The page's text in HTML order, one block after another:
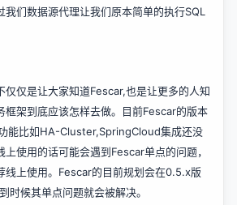
们数据源代理让我们原本简单的执行SQL
仅仅是让大家知道Fescar,也是让更多的人知
框架到底应该怎样去做。目前Fescar的版本
能比如HA-Cluster,SpringCloud集成还没
使用的话可能会遇到Fescar单点的问题，
线上使用。Fescar的目前规划会在0.5.x版
候其单点问题就会被解决。